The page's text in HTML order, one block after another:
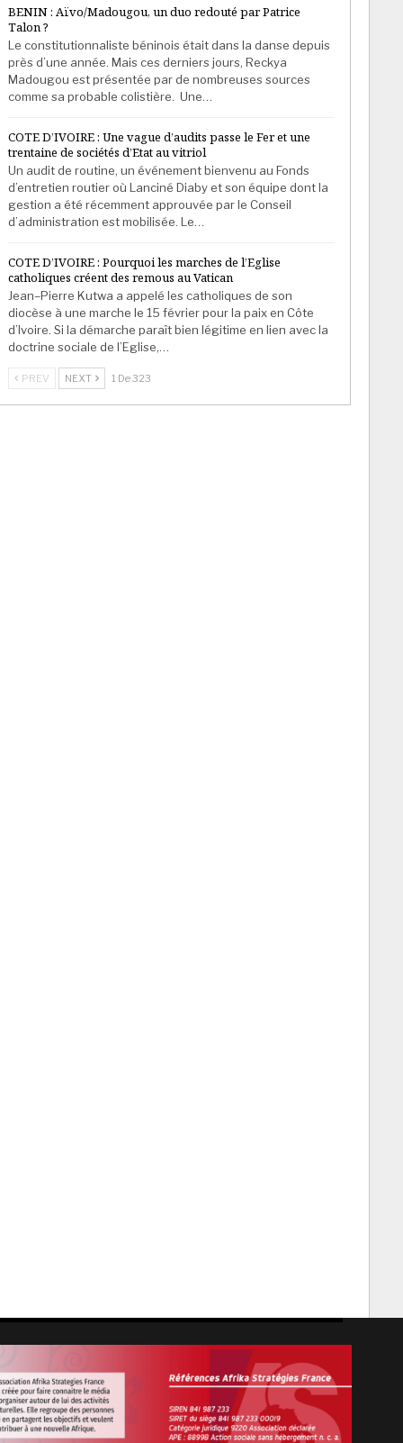
BENIN : Aïvo/Madougou, un duo redouté par Patrice
Talon ?
Le constitutionnaliste béninois était dans la danse depuis
près d’une année. Mais ces derniers jours, Reckya
Madougou est présentée par de nombreuses sources
comme sa probable colistière. Une…
COTE D’IVOIRE : Une vague d’audits passe le Fer et une
trentaine de sociétés d’Etat au vitriol
Un audit de routine, un événement bienvenu au Fonds
d’entretien routier où Lanciné Diaby et son équipe dont la
gestion a été récemment approuvée par le Conseil
d’administration est mobilisée. Le…
COTE D’IVOIRE : Pourquoi les marches de l’Eglise
catholiques créent des remous au Vatican
Jean–Pierre Kutwa a appelé les catholiques de son
diocèse à une marche le 15 février pour la paix en Côte
d’Ivoire. Si la démarche paraît bien légitime en lien avec la
doctrine sociale de l’Eglise,…
PREV NEXT 1 De 323